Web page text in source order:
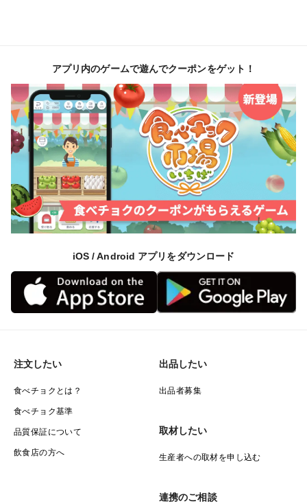
アプリ内のゲームで遊んでクーポンをゲット！
iOS / Android アプリをダウンロード
注文したい
食べチョクとは？
食べチョク基準
品質保証について
飲食店の方へ
出品したい
出品者募集
取材したい
生産者への取材を申し込む
連携のご相談